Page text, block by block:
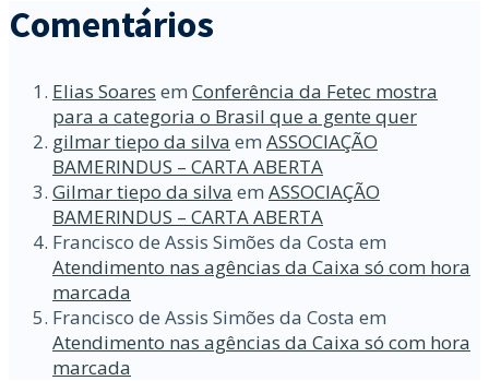
Comentários
Elias Soares em Conferência da Fetec mostra
para a categoria o Brasil que a gente quer
gilmar tiepo da silva em ASSOCIAÇÃO
BAMERINDUS – CARTA ABERTA
Gilmar tiepo da silva em ASSOCIAÇÃO
BAMERINDUS – CARTA ABERTA
Francisco de Assis Simões da Costa em
Atendimento nas agências da Caixa só com hora
marcada
Francisco de Assis Simões da Costa em
Atendimento nas agências da Caixa só com hora
marcada